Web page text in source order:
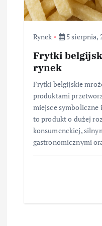
Rynek 5 sierpnia,
Frytki
rynek
Frytki belgijskie
produktami
miejsce symboliczne
to produkt o dużej
konsumenckiej,
gastronomicznymi